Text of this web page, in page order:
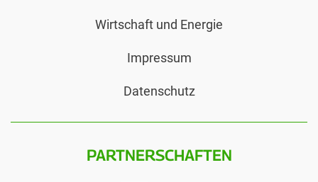
Wirtschaft und Energie
Impressum
Datenschutz
PARTNERSCHAFTEN